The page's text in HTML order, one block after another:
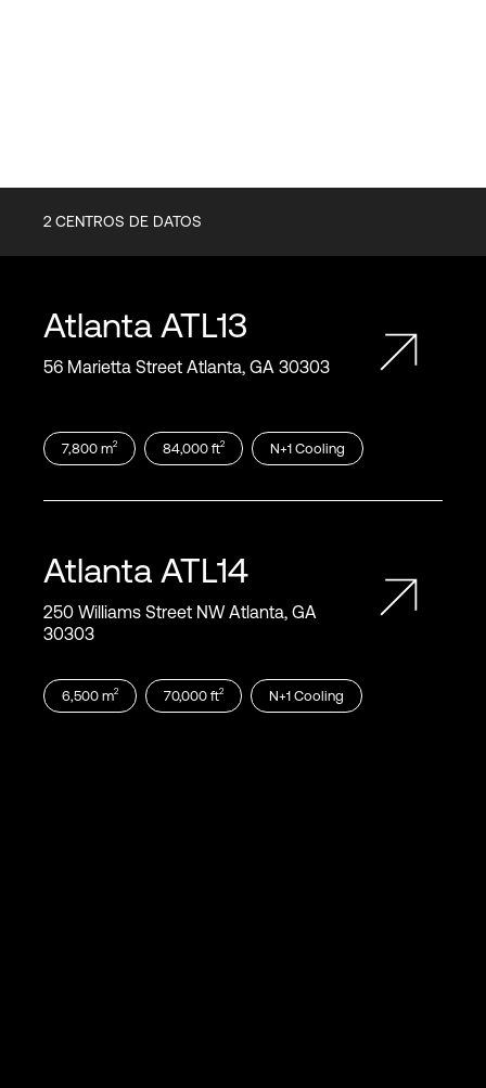
2 CENTROS DE DATOS
Atlanta ATL13
56 Marietta Street Atlanta, GA 30303
7,800 m2 84,000 ft2 N+1 Cooling
Atlanta ATL14
250 Williams Street NW Atlanta, GA
30303
6,500 m2 70,000 ft2 N+1 Cooling